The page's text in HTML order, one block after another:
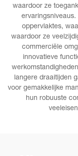
waardoor ze
oppervlaktes,
waardoor ze
commerciële
innovatieve
langere draaitijden
voor gemakkelijke
hun robuuste